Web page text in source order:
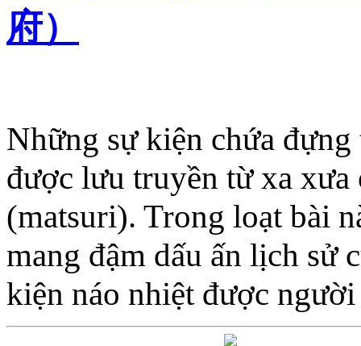
府）
Những sự kiện chứa
được lưu truyền từ xa
(matsuri). Trong loạt bài
mang đậm dấu ấn lịch sử
kiện náo nhiệt được